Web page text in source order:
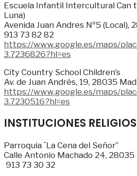
Escuela Infantil Intercultural Can
Luna)
Avenida Juan Andres Nº5 (Local),
913 73 82 82
https://www.google.es/maps/
3.7236826?hl=es
City Country School Children’s
Av. de Juan Andrés, 19, 28035
https://www.google.es/maps/
3.7230516?hl=es
INSTITUCIONES
Parroquia ¨La Cena del Señor”
Calle Antonio Machado 24, 28035
913 73 30 32